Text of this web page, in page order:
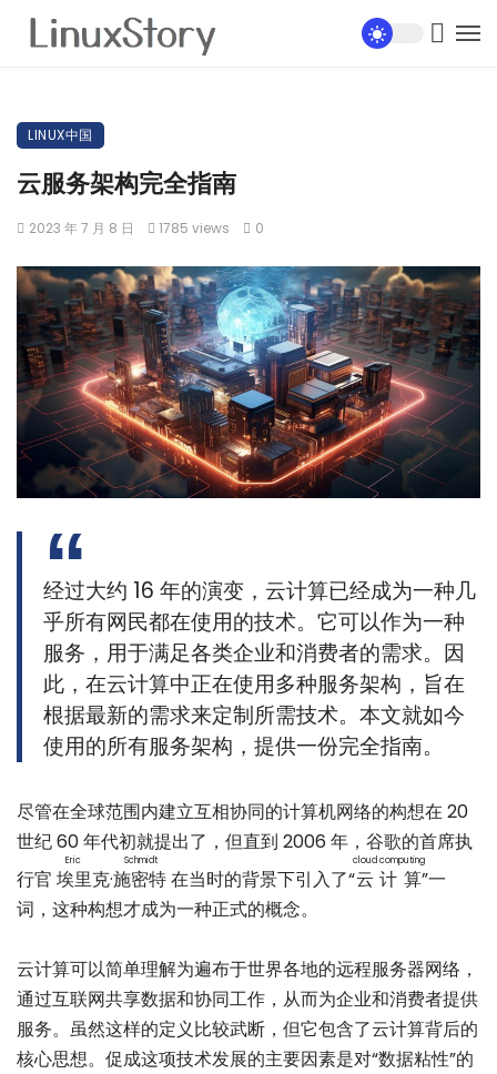
LINUX中国
云服务架构完全指南
2023 年 7 月 8 日 1785 views 0
经过大约 16 年的演变，云计算已经成为一种几
乎所有网民都在使用的技术。它可以作为一种
服务，用于满足各类企业和消费者的需求。因
此，在云计算中正在使用多种服务架构，旨在
根据最新的需求来定制所需技术。本文就如今
使用的所有服务架构，提供一份完全指南。
尽管在全球范围内建立互相协同的计算机网络的构想在 20
世纪 60 年代初就提出了，但直到 2006 年，谷歌的首席执
行官 埃里克·施密特
Eric Schmidt
在当时的背景下引入了“云计算
cloud computing
”一
词，这种构想才成为一种正式的概念。
云计算可以简单理解为遍布于世界各地的远程服务器网络，
通过互联网共享数据和协同工作，从而为企业和消费者提供
服务。虽然这样的定义比较武断，但它包含了云计算背后的
核心思想。促成这项技术发展的主要因素是对“数据粘性”的